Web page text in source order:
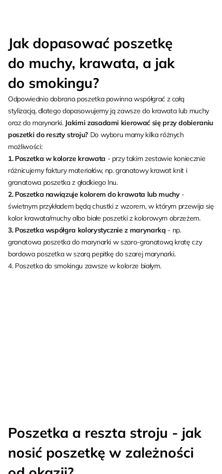
Jak dopasować poszetkę
do muchy, krawata, a jak
do smokingu?
Odpowiednio dobrana poszetka powinna współgrać z całą
stylizacją, dlatego dopasowujemy ją zawsze do krawata lub muchy
oraz do marynarki. Jakimi zasadami kierować się przy dobieraniu
poszetki do reszty stroju? Do wyboru mamy kilka różnych
możliwości:
1. Poszetka w kolorze krawata - przy takim zestawie koniecznie
różnicujemy faktury materiałów, np. granatowy krawat knit i
granatowa poszetka z gładkiego lnu.
2. Poszetka nawiązuje kolorem do krawata lub muchy-
świetnym przykładem będą chustki z wzorem, w którym przewija się
kolor krawata/muchy albo białe poszetki z kolorowym obrzeżem.
3. Poszetka współgra kolorystycznie z marynarką - np.
granatowa poszetka do marynarki w szaro-granatową kratę czy
bordowa poszetka w szarą pepitkę do szarej marynarki.
4. Poszetka do smokingu zawsze w kolorze białym.
Poszetka a reszta stroju - jak
nosić poszetkę w zależności